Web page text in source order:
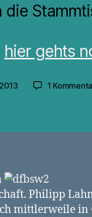
hier gehts
1
Philipp
mittlerweile in